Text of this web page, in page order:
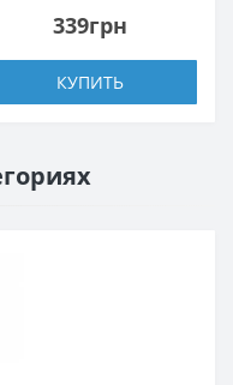
339грн
КУПИТЬ